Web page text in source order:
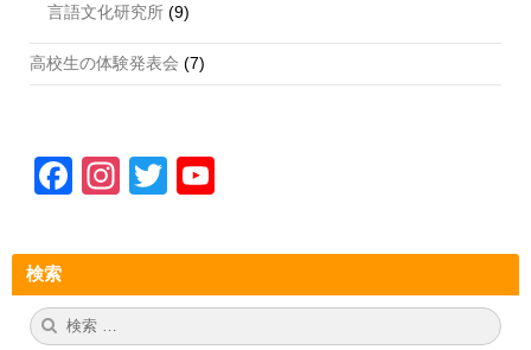
言語文化研究所 (9)
高校生の体験発表会 (7)
F
c
e
b
In
a
gr
T
tt
er
u
T
検索
検
索: